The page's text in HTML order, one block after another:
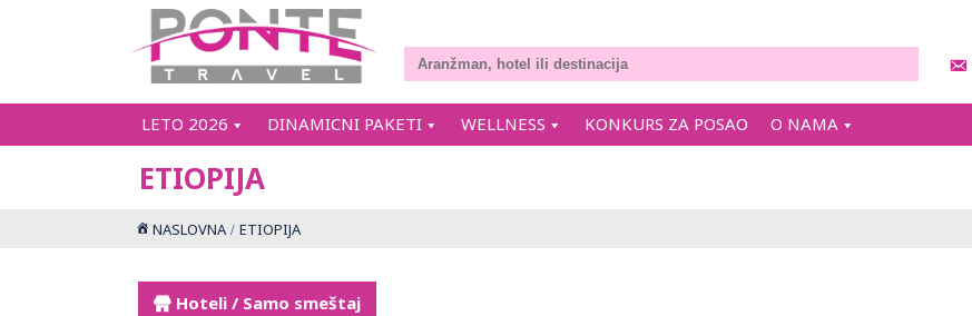
LETO 2026 DINAMICNI PAKETI WELLNESS KONKURS ZA POSAO O NAMA
ETIOPIJA
NASLOVNA ETIOPIJA
Hoteli / Samo smeštaj